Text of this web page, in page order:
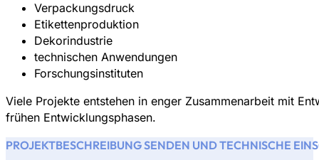
Verpackungsdruck
Etikettenproduktion
Dekorindustrie
technischen Anwendungen
Forschungsinstituten
Viele Projekte entstehen in enger Zusammenarbeit mit
frühen Entwicklungsphasen.
PROJEKTBESCHREIBUNG SENDEN UND TECHNISCHE